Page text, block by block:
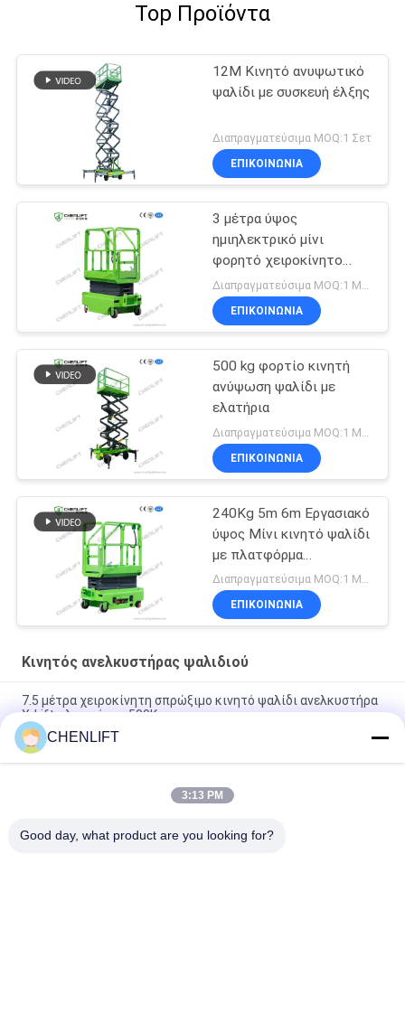
Top Προϊόντα
12M Κινητό ανυψωτικό
ψαλίδι με συσκευή έλξης
Διαπραγματεύσιμα MOQ:1 Σετ
ΕΠΙΚΟΙΝΩΝΙΑ
3 μέτρα ύψος
ημιηλεκτρικό μίνι
φορητό χειροκίνητο
ανυψωτικό ψαλίδι για
αποθήκη
ΕΠΙΚΟΙΝΩΝΙΑ
500 kg φορτίο κινητή
ανύψωση ψαλίδι με
ελατήρια
ΕΠΙΚΟΙΝΩΝΙΑ
240Kg 5m 6m Εργασιακό
ύψος Μίνι κινητό ψαλίδι
με πλατφόρμα
επέκτασης
Διαπραγματεύσιμα MOQ:1 Μονάδα
ΕΠΙΚΟΙΝΩΝΙΑ
Κινητός ανελκυστήρας ψαλιδιού
7.5 μέτρα χειροκίνητη σπρώξιμο κινητό ψαλίδι ανελκυστήρα
X-Lift πλατφόρμα 500Kg
14M Μικρό ηλεκτρικό ανελκυστήρα ψαλίδι με κινητήρα
συσκευή χωρητικότητα φόρτωσης σε 450Kg
Μίνι Εγχειρίδιο Πλατφόρμας Εναέριας Εργασίας 3,9 Μέτρων
CHENLIFT
3:13 PM
Good day, what product are you looking for?